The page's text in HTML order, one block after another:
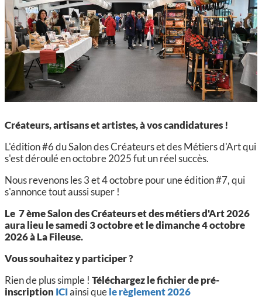
POLICE MUNICIPALE
Créateurs, artisans et artistes, à vos candidatures !
L'édition #6 du Salon des Créateurs et des Métiers d'Art qui
s'est déroulé en octobre 2025 fut un réel succès.
Nous revenons les 3 et 4 octobre pour une édition #7, qui
s'annonce tout aussi super !
Le 7 ème Salon des Créateurs et des métiers d'Art 2026
aura lieu le samedi 3 octobre et le dimanche 4 octobre
2026 à La Fileuse.
Vous souhaitez y participer ?
Rien de plus simple !Téléchargez le fichier de pré-
inscription ICIainsi quele règlement 2026